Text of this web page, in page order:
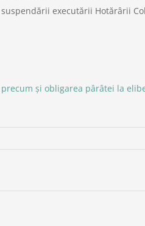
executării Hotărârii
şi obligarea pârâtei la